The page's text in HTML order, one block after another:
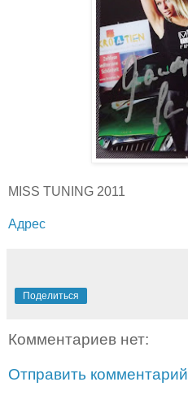
MISS TUNING 2011
Адрес
Поделиться
Комментариев нет:
Отправить комментарий